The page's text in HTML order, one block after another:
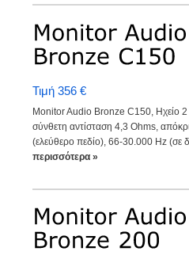
Τιμή 356 €
Monitor Audio Bronze C150, Ηχείο
σύνθετη αντίσταση 4,3 Ohms,
(ελεύθερο πεδίο), 66-30.000 Hz (σε
περισσότερα »